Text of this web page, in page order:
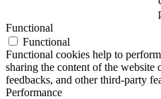
Functional
Functional
Functional cookies help to
sharing the content of the website
feedbacks, and other third-party
Performance